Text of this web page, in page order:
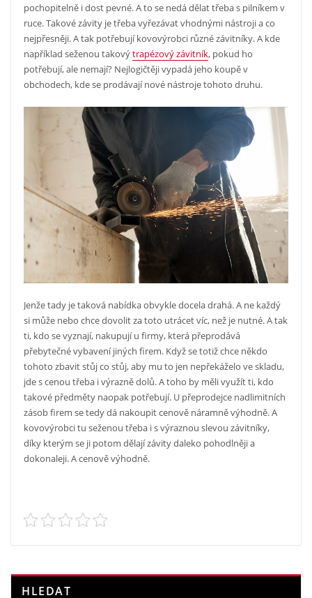
pochopitelně i dost pevné. A to se nedá dělat třeba s pilníkem v
ruce. Takové závity je třeba vyřezávat vhodnými nástroji a co
nejpřesněji.A tak potřebují kovovýrobci různé závitníky. A kde
například seženou takovýtrapézový závitník, pokud ho
potřebují, ale nemají? Nejlogičtěji vypadá jeho koupě v
obchodech, kde se prodávají nové nástroje tohoto druhu.
Jenže tady je taková nabídka obvykle docela drahá. A ne každý
si může nebo chce dovolit za toto utrácet víc, než je nutné. A tak
ti, kdo se vyznají, nakupují u firmy, která přeprodává
přebytečné vybavení jiných firem. Když se totiž chce někdo
tohoto zbavit stůj co stůj, aby mu to jen nepřekáželo ve skladu,
jde s cenou třeba i výrazně dolů. A toho by měli využít ti, kdo
takové předměty naopak potřebují. U přeprodejce nadlimitních
zásob firem se tedy dá nakoupit cenově náramně výhodně. A
kovovýrobci tu seženou třeba i s výraznou slevou závitníky,
díky kterým se ji potom dělají závity daleko pohodlněji a
dokonaleji. A cenově výhodně.
HLEDAT